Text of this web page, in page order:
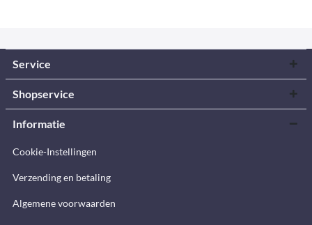
Service
Shopservice
Informatie
Cookie-Instellingen
Verzending en betaling
Algemene voorwaarden